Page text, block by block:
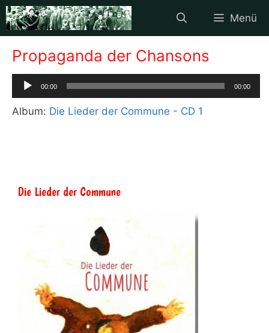
Zum
Inhalt
springen
Menü
Propaganda der Chansons
Audio-
Player
00:00 00:00
Album: Die Lieder der Commune - CD 1
Die Lieder der Commune